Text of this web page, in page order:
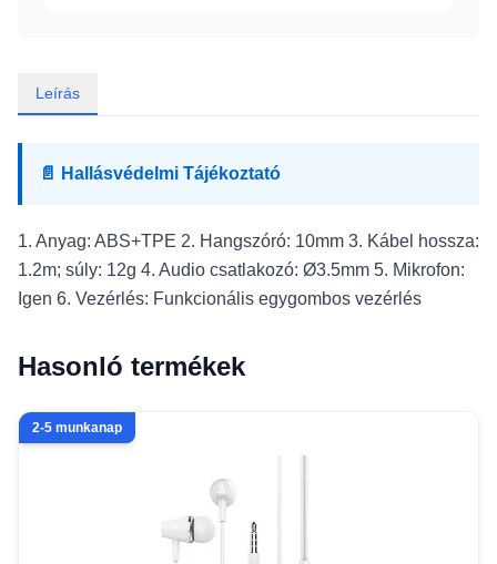
Leírás
📄 Hallásvédelmi Tájékoztató
1. Anyag: ABS+TPE 2. Hangszóró: 10mm 3. Kábel hossza:
1.2m; súly: 12g 4. Audio csatlakozó: Ø3.5mm 5. Mikrofon:
Igen 6. Vezérlés: Funkcionális egygombos vezérlés
Hasonló termékek
2-5 munkanap